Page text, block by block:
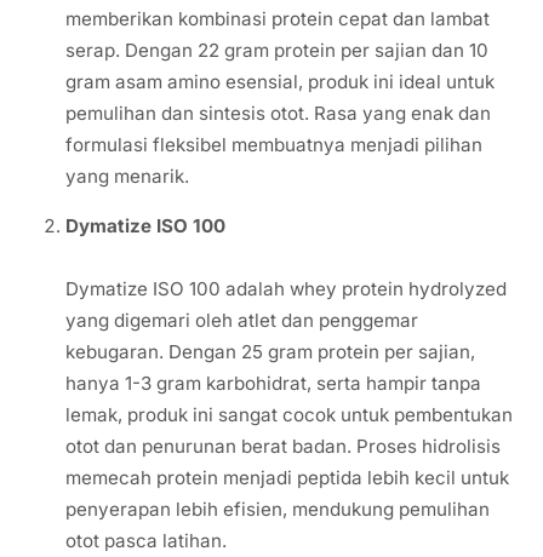
memberikan kombinasi protein cepat dan lambat
serap. Dengan 22 gram protein per sajian dan 10
gram asam amino esensial, produk ini ideal untuk
pemulihan dan sintesis otot. Rasa yang enak dan
formulasi fleksibel membuatnya menjadi pilihan
yang menarik.
Dymatize ISO 100
Dymatize ISO 100 adalah whey protein hydrolyzed
yang digemari oleh atlet dan penggemar
kebugaran. Dengan 25 gram protein per sajian,
hanya 1-3 gram karbohidrat, serta hampir tanpa
lemak, produk ini sangat cocok untuk pembentukan
otot dan penurunan berat badan. Proses hidrolisis
memecah protein menjadi peptida lebih kecil untuk
penyerapan lebih efisien, mendukung pemulihan
otot pasca latihan.